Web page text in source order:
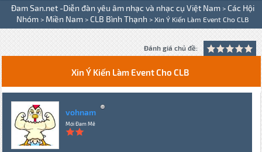
Đam San.net -Diễn đàn yêu âm nhạc và nhạc cụ Việt Nam > Các Hội
Nhóm > Miền Nam > CLB Bình Thạnh > Xin Ý Kiến Làm Event Cho CLB
Đánh giá chủ đề:
Xin Ý Kiến Làm Event Cho CLB
vohnam
Mới Đam Mê